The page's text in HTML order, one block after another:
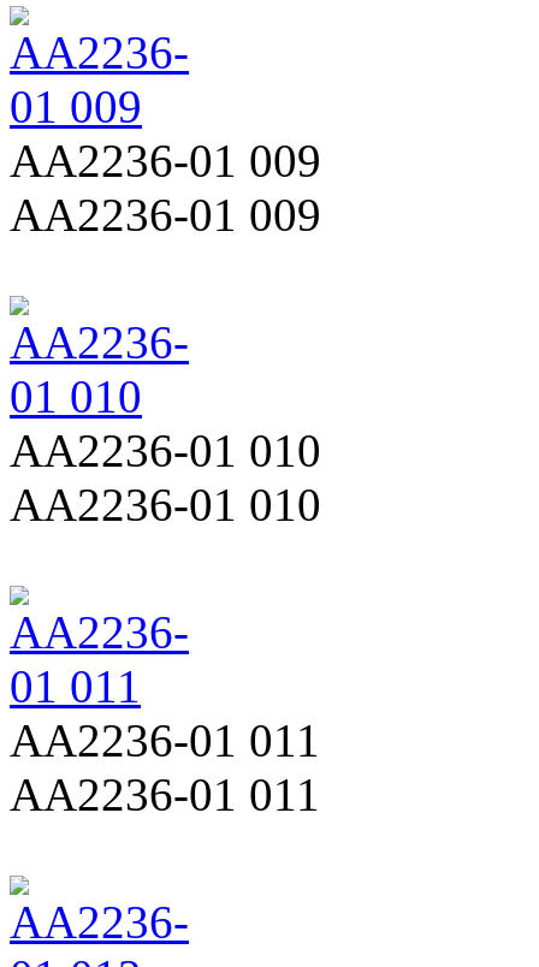
AA2236-01 009
AA2236-01 009
AA2236-01 010
AA2236-01 010
AA2236-01 011
AA2236-01 011